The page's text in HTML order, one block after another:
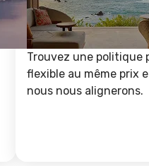
Trouvez une politique
flexible au même prix
nous nous alignerons.